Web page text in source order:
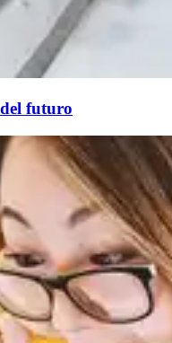
futuro